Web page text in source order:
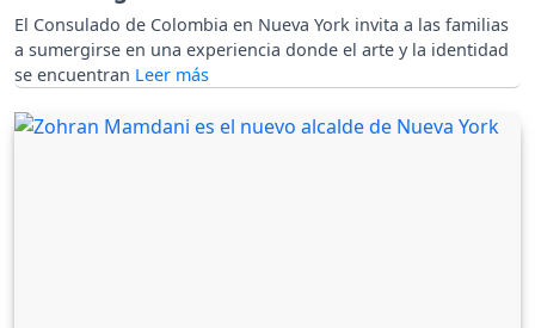
El Consulado de Colombia en Nueva York invita a las familias
a sumergirse en una experiencia donde el arte y la identidad
se encuentran